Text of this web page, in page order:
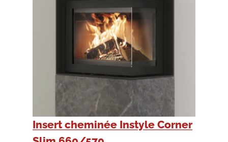
Insert cheminée Instyle Corner